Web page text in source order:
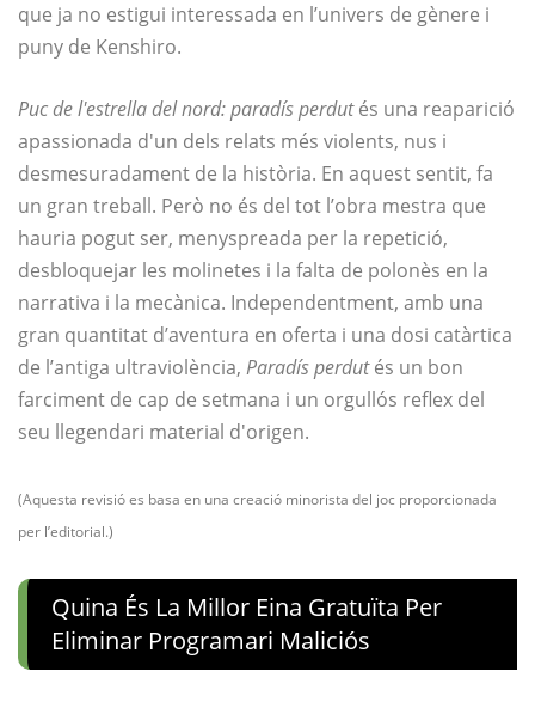
que ja no estigui interessada en l’univers de gènere i
puny de Kenshiro.
Puc de l'estrella del nord: paradís perdutés una reaparició
apassionada d'un dels relats més violents, nus i
desmesuradament de la història. En aquest sentit, fa
un gran treball. Però no és del tot l’obra mestra que
hauria pogut ser, menyspreada per la repetició,
desbloquejar les molinetes i la falta de polonès en la
narrativa i la mecànica. Independentment, amb una
gran quantitat d’aventura en oferta i una dosi catàrtica
de l’antiga ultraviolència, Paradís perdutés un bon
farciment de cap de setmana i un orgullós reflex del
seu llegendari material d'origen.
(Aquesta revisió es basa en una creació minorista del joc proporcionada
per l’editorial.)
Quina És La Millor Eina Gratuïta Per
Eliminar Programari Maliciós